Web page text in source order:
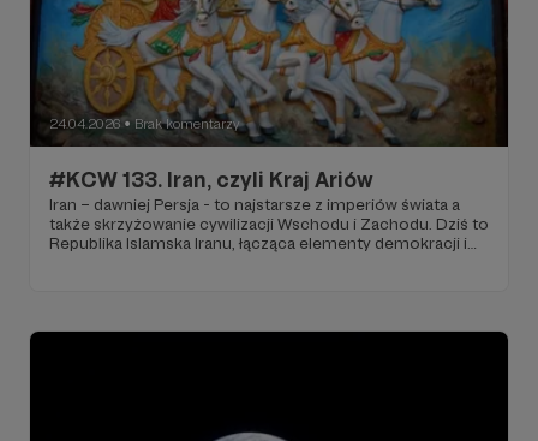
24.04.2026 ● Brak komentarzy
#KCW 133. Iran, czyli Kraj Ariów
Iran – dawniej Persja - to najstarsze z imperiów świata a
także skrzyżowanie cywilizacji Wschodu i Zachodu. Dziś to
Republika Islamska Iranu, łącząca elementy demokracji i